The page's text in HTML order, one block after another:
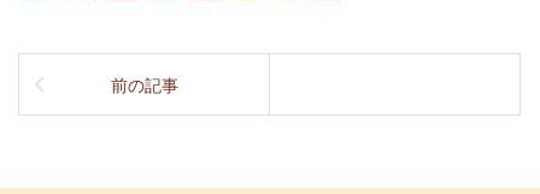
前の記事